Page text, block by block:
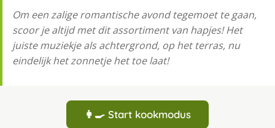
Om een zalige romantische avond tegemoet te gaan,
scoor je altijd met dit assortiment van hapjes! Het
juiste muziekje als achtergrond, op het terras, nu
eindelijk het zonnetje het toe laat!
👩‍🍳 Start kookmodus